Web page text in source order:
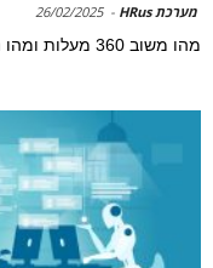
מערכת HRus -
26/02/2025
מהו משוב 360 מעלות ומהו הערך שלו עבור הארגון